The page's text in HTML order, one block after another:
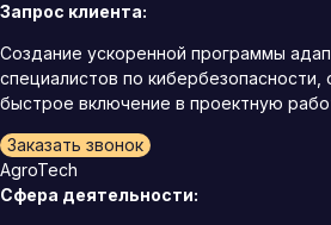
Запрос клиента:
Создание ускоренной программы
специалистов по
быстрое включение в проектную
Заказать звонок
AgroTech
Сфера деятельности: